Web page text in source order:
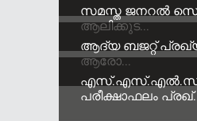
സമസ്ത ജനറൽ
ആലിക്കുട...
ആദ്യ ബജറ്റ്
ആരോ...
പരീക്ഷാഫലം